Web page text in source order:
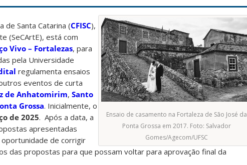
Ensaio de casamento na Fortaleza de São José da
Ponta Grossa em 2017. Foto: Salvador
Gomes/Agecom/UFSC
de Santa Catarina (CFISC),
(SeCArtE), está com
Vivo – Fortalezas, para
pela Universidade
regulamenta ensaios
eventos de curta
de Anhatomirim, Santo
Grossa. Inicialmente, o
de 2025. Após a data, a
apresentadas
de corrigir
das propostas para que possam voltar para aprovação final da